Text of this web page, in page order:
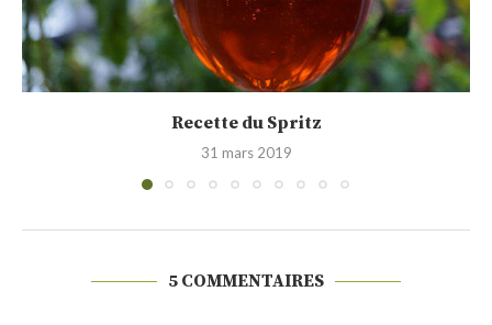
Virgin mojito au Tabasco Vert (Cocktail sans alcool)
30 mars 2015
5 COMMENTAIRES